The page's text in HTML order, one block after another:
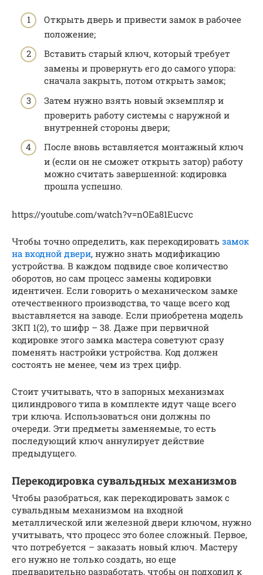
Открыть дверь и привести замок в рабочее
положение;
Вставить старый ключ, который требует
замены и провернуть его до самого упора:
сначала закрыть, потом открыть замок;
Затем нужно взять новый экземпляр и
проверить работу системы с наружной и
внутренней стороны двери;
После вновь вставляется монтажный ключ
и (если он не сможет открыть затор) работу
можно считать завершенной: кодировка
прошла успешно.
https://youtube.com/watch?v=nOEa81Eucvc
Чтобы точно определить, как перекодировать замок
на входной двери, нужно знать модификацию
устройства. В каждом подвиде свое количество
оборотов, но сам процесс замены кодировки
идентичен. Если говорить о механическом замке
отечественного производства, то чаще всего код
выставляется на заводе. Если приобретена модель
ЗКП 1(2), то шифр – 38. Даже при первичной
кодировке этого замка мастера советуют сразу
поменять настройки устройства. Код должен
состоять не менее, чем из трех цифр.
Стоит учитывать, что в запорных механизмах
цилиндрового типа в комплекте идут чаще всего
три ключа. Использоваться они должны по
очереди. Эти предметы заменяемые, то есть
последующий ключ аннулирует действие
предыдущего.
Перекодировка сувальдных механизмов
Чтобы разобраться, как перекодировать замок с
сувальдным механизмом на входной
металлической или железной двери ключом, нужно
учитывать, что процесс это более сложный. Первое,
что потребуется – заказать новый ключ. Мастеру
его нужно не только создать, но еще
предварительно разработать, чтобы он подходил к